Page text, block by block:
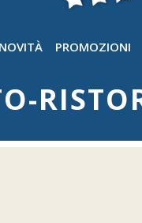
NOVITÀ PROMOZIONI